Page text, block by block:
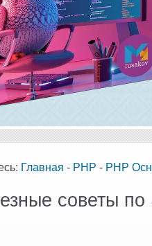
Главная - PHP - PHP
советы по